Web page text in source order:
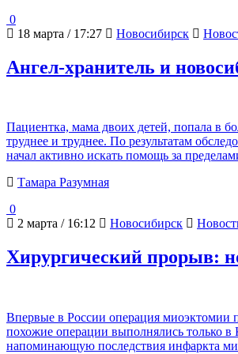
0
18 марта / 17:27
Новосибирск
Ангел-хранитель и
Пациентка, мама двоих детей, попала в
труднее и труднее. По результатам
начал активно искать помощь за
Тамара Разумная
0
2 марта / 16:12
Новосибирск
Хирургический прорыв:
Впервые в России операция миоэктомии
похожие операции выполнялись только в
напоминающую последствия инфаркта